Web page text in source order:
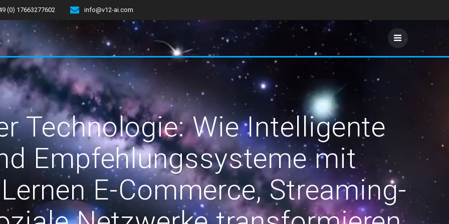
(0) 17663277602 info@v12-ai.com
Technologie: Wie Intelligente
Empfehlungssysteme mit
E-Commerce, Streaming-